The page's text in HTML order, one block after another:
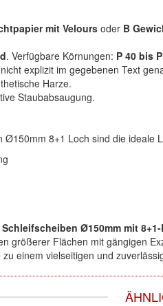
mit Veloursoder B
. Verfügbare Körnungen: P 40 bis
explizit im gegebenen Text
Harze.
Staubabsaugung.
Ø150mm 8+1 Loch sind die ideale
Schleifscheiben Ø150mm mit
größerer Flächen mit gängigen
einem vielseitigen und